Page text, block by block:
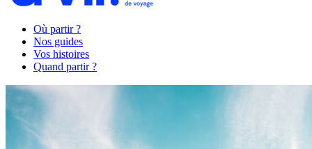
Où partir ?
Nos guides
Vos histoires
Quand partir ?